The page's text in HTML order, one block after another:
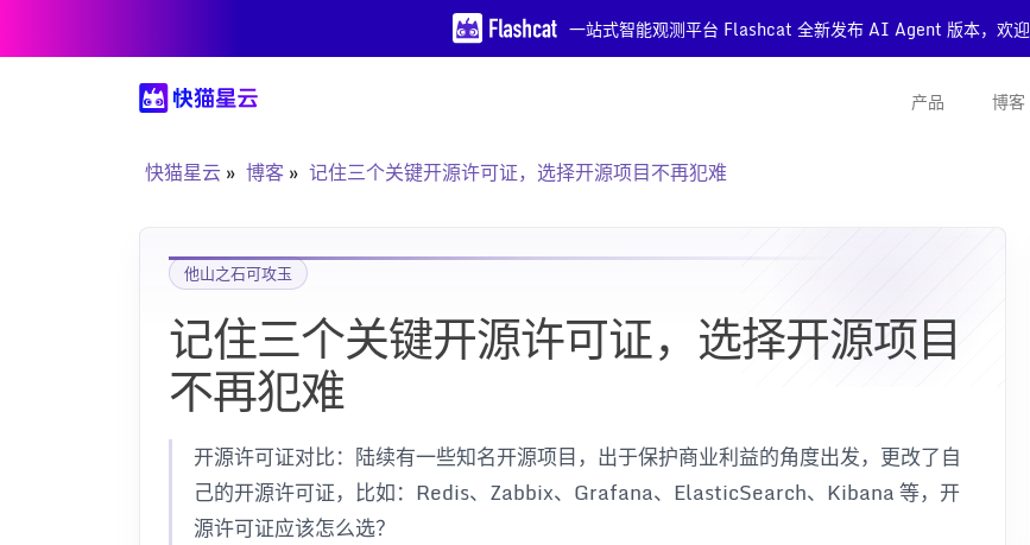
一站式智能观测平台 Flashcat 全新发布 AI Agent 版本，欢迎
产品 博客
快猫星云 博客 记住三个关键开源许可证，选择开源项目不再犯难
他山之石可攻玉
记住三个关键开源许可证，选择开源项目
不再犯难
开源许可证对比：陆续有一些知名开源项目，出于保护商业利益的角度出发，更改了自
己的开源许可证，比如：Redis、Zabbix、Grafana、ElasticSearch、Kibana 等，开
源许可证应该怎么选？